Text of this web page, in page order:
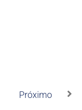
Próximo